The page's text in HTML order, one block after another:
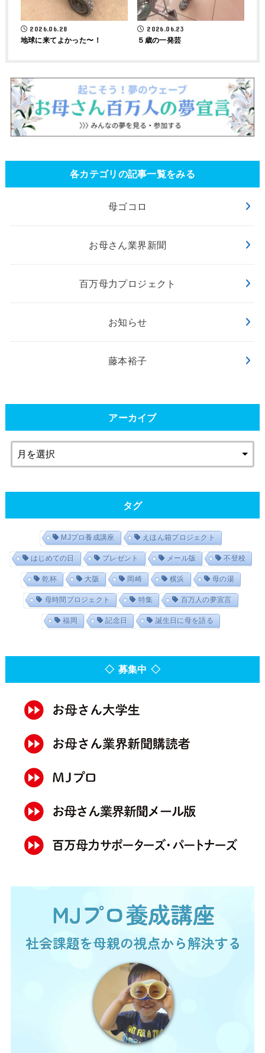
2026.06.28
地球に来てよかった〜！
2026.06.23
５歳の一発芸
各カテゴリの記事一覧をみる
母ゴコロ
お母さん業界新聞
百万母力プロジェクト
お知らせ
藤本裕子
アーカイブ
タグ
MJプロ養成講座 えほん箱プロジェクト
はじめての日 プレゼント メール版 不登校
乾杯 大阪 岡崎 横浜 母の湯
母時間プロジェクト 特集 百万人の夢宣言
福岡 記念日 誕生日に母を語る
◇ 募集中 ◇